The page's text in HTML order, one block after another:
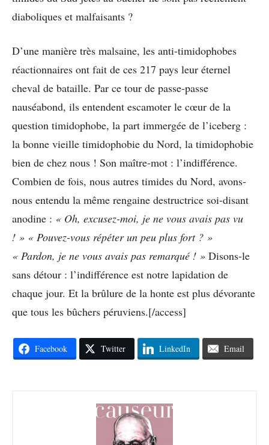
diaboliques et malfaisants ?
D’une manière très malsaine, les anti-timidophobes
réactionnaires ont fait de ces 217 pays leur éternel
cheval de bataille. Par ce tour de passe-passe
nauséabond, ils entendent escamoter le cœur de la
question timidophobe, la part immergée de l’iceberg :
la bonne vieille timidophobie du Nord, la timidophobie
bien de chez nous ! Son maître-mot : l’indifférence.
Combien de fois, nous autres timides du Nord, avons-
nous entendu la même rengaine destructrice soi-disant
anodine : « Oh, excusez-moi, je ne vous avais pas vu
! » « Pouvez-vous répéter un peu plus fort ? »
« Pardon, je ne vous avais pas remarqué ! » Disons-le
sans détour : l’indifférence est notre lapidation de
chaque jour. Et la brûlure de la honte est plus dévorante
que tous les bûchers péruviens.[/access]
Facebook Twitter LinkedIn Email